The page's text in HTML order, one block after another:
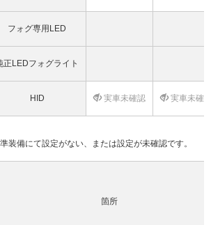
フォグ専用LED
正LEDフォグライト
HID 実車未確認 実車未確
装備にて設定がない、または設定が未確認です。
箇所